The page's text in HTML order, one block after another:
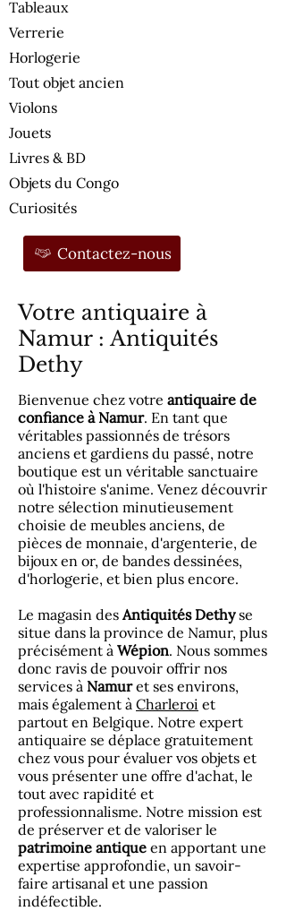
Tableaux
Verrerie
Horlogerie
Tout objet ancien
Violons
Jouets
Livres & BD
Objets du Congo
Curiosités
Contactez-nous
Votre antiquaire à
Namur : Antiquités
Dethy
Bienvenue chez votre antiquaire de
confiance à Namur. En tant que
véritables passionnés de trésors
anciens et gardiens du passé, notre
boutique est un véritable sanctuaire
où l'histoire s'anime. Venez découvrir
notre sélection minutieusement
choisie de meubles anciens, de
pièces de monnaie, d'argenterie, de
bijoux en or, de bandes dessinées,
d'horlogerie, et bien plus encore.
Le magasin desAntiquités Dethyse
situe dans la province de Namur, plus
précisément à Wépion. Nous sommes
donc ravis de pouvoir offrir nos
services à Namuret ses environs,
mais également à Charleroi et
partout en Belgique. Notre expert
antiquaire se déplace gratuitement
chez vous pour évaluer vos objets et
vous présenter une offre d'achat, le
tout avec rapidité et
professionnalisme. Notre mission est
de préserver et de valoriser le
patrimoine antique en apportant une
expertise approfondie, un savoir-
faire artisanal et une passion
indéfectible.